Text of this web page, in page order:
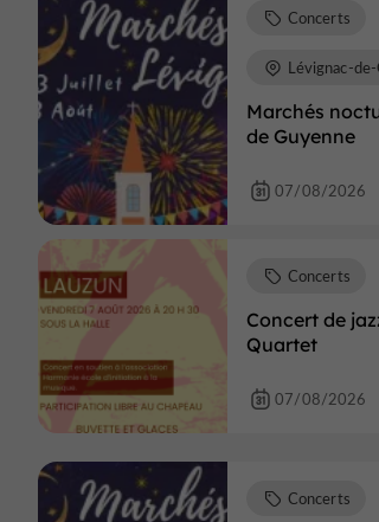
Marchés
de Guyenne
Concerts
Lévignac-
07/08/2026
Concert de
Quartet
Concerts
07/08/2026
Concerts